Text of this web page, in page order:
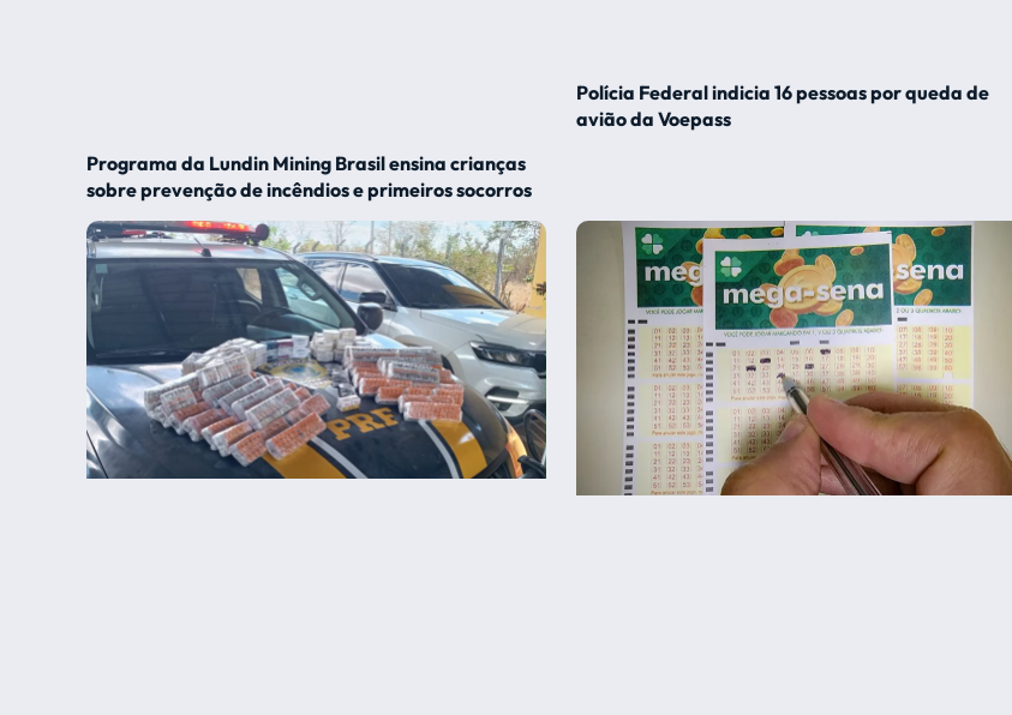
Programa da Lundin Mining Brasil ensina crianças
sobre prevenção de incêndios e primeiros socorros
Polícia Federal indicia 16 pessoas por queda de
avião da Voepass